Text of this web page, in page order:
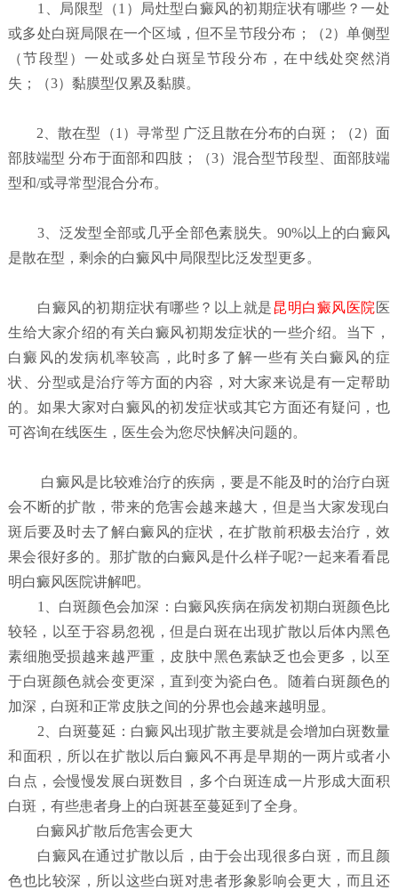
1、局限型（1）局灶型白癜风的初期症状有哪些？一处
或多处白斑局限在一个区域，但不呈节段分布；（2）单侧型
（节段型）一处或多处白斑呈节段分布，在中线处突然消
失；（3）黏膜型仅累及黏膜。
2、散在型（1）寻常型 广泛且散在分布的白斑；（2）面
部肢端型 分布于面部和四肢；（3）混合型节段型、面部肢端
型和/或寻常型混合分布。
3、泛发型全部或几乎全部色素脱失。90%以上的白癜风
是散在型，剩余的白癜风中局限型比泛发型更多。
白癜风的初期症状有哪些？ 以上就是昆明白癜风医院 医
生给大家介绍的有关白癜风初期发症状的一些介绍。当下，
白癜风的发病机率较高，此时多了解一些有关白癜风的症
状、分型或是治疗等方面的内容，对大家来说是有一定帮助
的。如果大家对白癜风的初发症状或其它方面还有疑问，也
可咨询在线医生，医生会为您尽快解决问题的。
白癜风是比较难治疗的疾病，要是不能及时的治疗白斑
会不断的扩散，带来的危害会越来越大，但是当大家发现白
斑后要及时去了解白癜风的症状，在扩散前积极去治疗，效
果会很好多的。那扩散的白癜风是什么样子呢?一起来看看昆
明白癜风医院讲解吧。
1、白斑颜色会加深：白癜风疾病在病发初期白斑颜色比
较轻，以至于容易忽视，但是白斑在出现扩散以后体内黑色
素细胞受损越来越严重，皮肤中黑色素缺乏也会更多，以至
于白斑颜色就会变更深，直到变为瓷白色。随着白斑颜色的
加深，白斑和正常皮肤之间的分界也会越来越明显。
2、白斑蔓延：白癜风出现扩散主要就是会增加白斑数量
和面积，所以在扩散以后白癜风不再是早期的一两片或者小
白点，会慢慢发展白斑数目，多个白斑连成一片形成大面积
白斑，有些患者身上的白斑甚至蔓延到了全身。
白癜风扩散后危害会更大
白癜风在通过扩散以后，由于会出现很多白斑，而且颜
色也比较深，所以这些白斑对患者形象影响会更大，而且还